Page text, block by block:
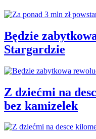
Będzie
Stargardzie
Z dziećmi na
bez kamizelek